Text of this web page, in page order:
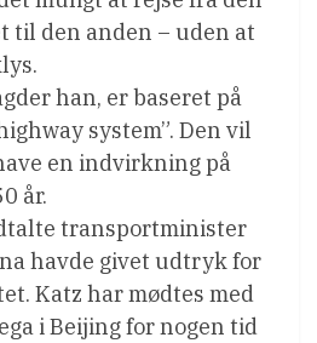
til den anden – uden at
han, er baseret på
system”. Den vil
en indvirkning på
år.
transportminister
havde givet udtryk for
Katz har mødtes med
i Beijing for nogen tid